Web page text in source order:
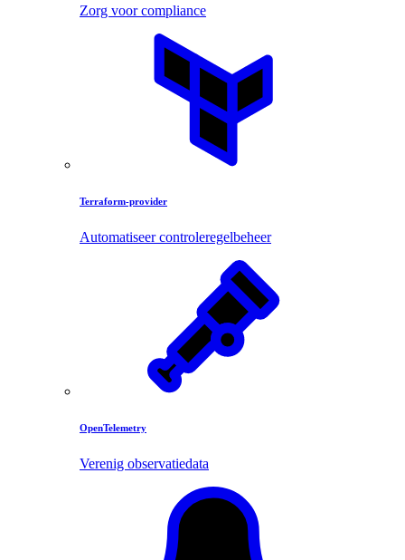
Zorg voor compliance
Terraform-provider
Automatiseer controleregelbeheer
OpenTelemetry
Verenig observatiedata